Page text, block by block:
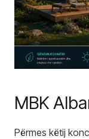
MBK
Përmes këtij